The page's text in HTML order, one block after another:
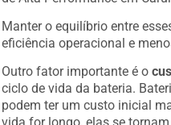
Manter o equilíbrio entre
eficiência operacional e
Outro fator importante é o
ciclo de vida da bateria.
podem ter um custo inicial
vida for longo, elas se